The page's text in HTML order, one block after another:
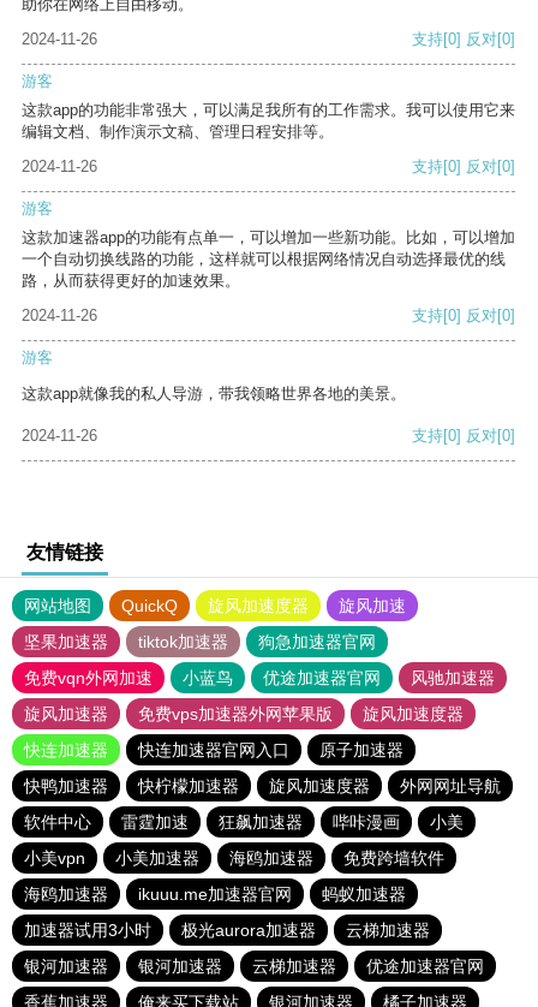
助你在网络上自由移动。
2024-11-26
支持[0] 反对[0]
游客
这款app的功能非常强大，可以满足我所有的工作需求。我可以使用它来
编辑文档、制作演示文稿、管理日程安排等。
2024-11-26
支持[0] 反对[0]
游客
这款加速器app的功能有点单一，可以增加一些新功能。比如，可以增加
一个自动切换线路的功能，这样就可以根据网络情况自动选择最优的线
路，从而获得更好的加速效果。
2024-11-26
支持[0] 反对[0]
游客
这款app就像我的私人导游，带我领略世界各地的美景。
2024-11-26 支持[0] 反对[0]
友情链接
网站地图 QuickQ 旋风加速度器
旋风加速
坚果加速器
tiktok加速器
狗急加速器官网
免费vqn外网加速
小蓝鸟 优途加速器官网
风驰加速器
旋风加速器
免费vps加速器外网苹果版
旋风加速度器
快连加速器
快连加速器官网入口
原子加速器
快鸭加速器
快柠檬加速器 旋风加速度器
外网网址导航
软件中心
雷霆加速 狂飙加速器 哔咔漫画
小美
小美vpn
小美加速器 海鸥加速器
免费跨墙软件
海鸥加速器
ikuuu.me加速器官网
蚂蚁加速器
加速器试用3小时
极光aurora加速器
云梯加速器
银河加速器
银河加速器 云梯加速器
优途加速器官网
香蕉加速器
俺来买下载站 银河加速器 橘子加速器